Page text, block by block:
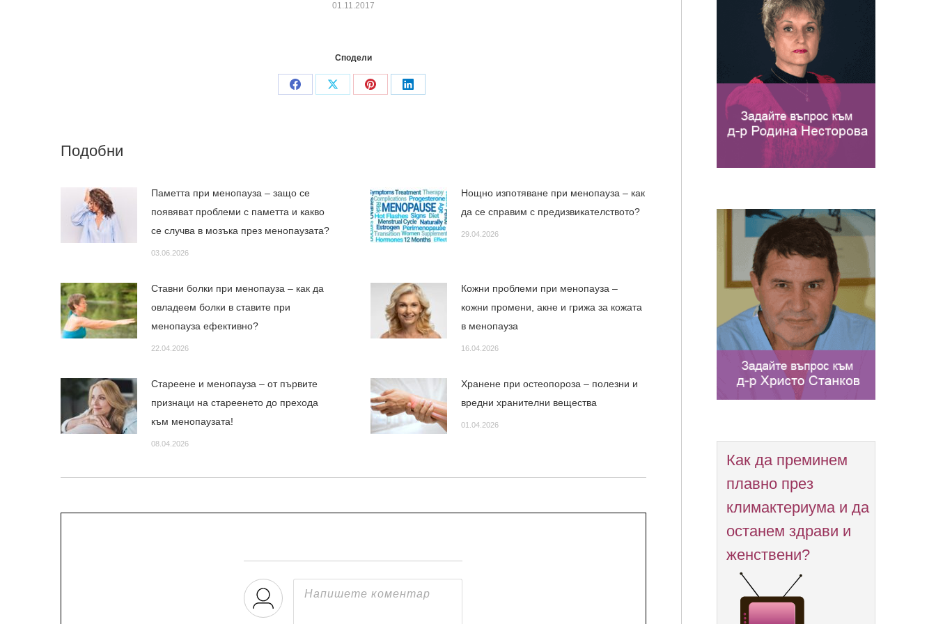
01.11.2017
Сподели
Share
Share
Share
Share
Подобни
Паметта при менопауза – защо се
появяват проблеми с паметта и какво
се случва в мозъка през менопаузата?
03.06.2026
Нощно изпотяване при менопауза – как
да се справим с предизвикателството?
29.04.2026
Ставни болки при менопауза – как да
овладеем болки в ставите при
менопауза ефективно?
22.04.2026
Кожни проблеми при менопауза –
кожни промени, акне и грижа за кожата
в менопауза
16.04.2026
Стареене и менопауза – от първите
признаци на стареенето до прехода
към менопаузата!
08.04.2026
Хранене при остеопороза – полезни и
вредни хранителни вещества
01.04.2026
Как да преминем
плавно през
климактериума и да
останем здрави и
женствени?